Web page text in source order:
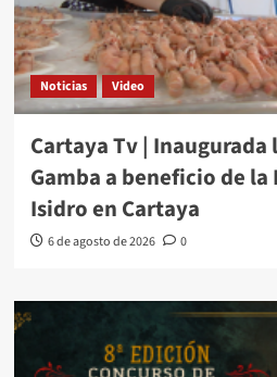
Noticias Video
Cartaya Tv | Inaugurada
Gamba a beneficio de la
Isidro en Cartaya
6 de agosto de 2026 0